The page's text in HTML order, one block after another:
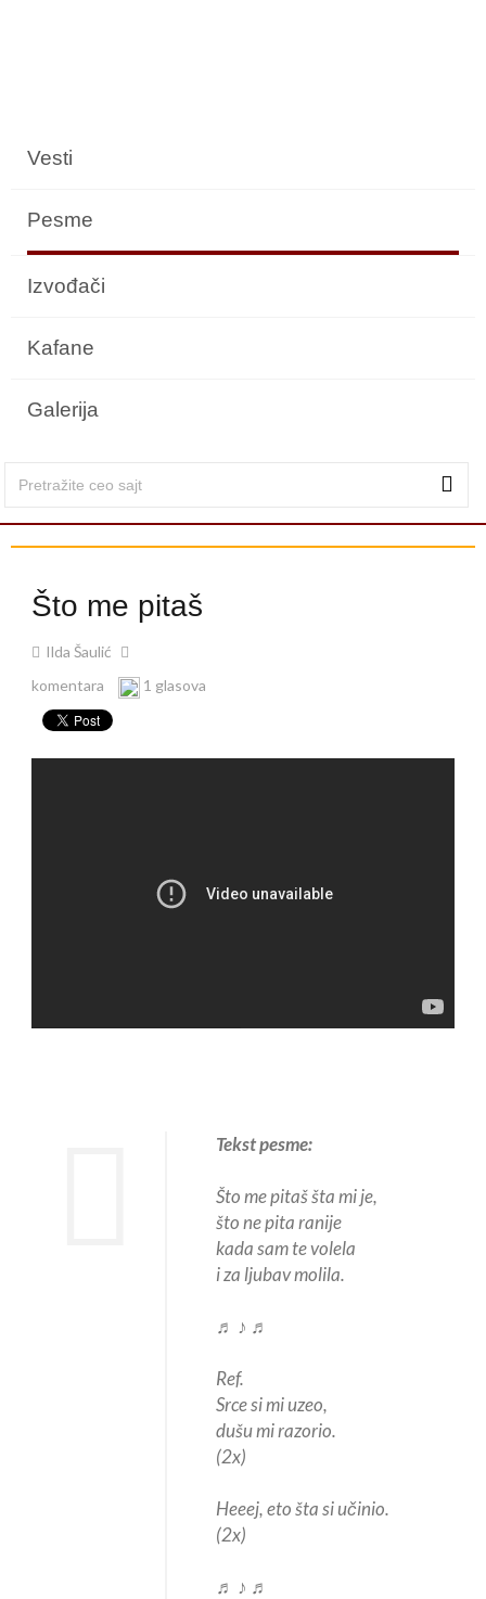
Vesti
Pesme
Izvođači
Kafane
Galerija
Što me pitaš
Ilda Šaulić
komentara
1 glasova
Tekst pesme:
Što me pitaš šta mi je,
što ne pita ranije
kada sam te volela
i za ljubav molila.
♬ ♪ ♬
Ref.
Srce si mi uzeo,
dušu mi razorio.
(2x)
Heeej, eto šta si učinio.
(2x)
♬ ♪ ♬